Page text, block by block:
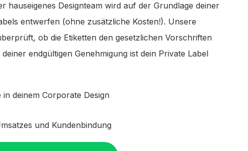
hauseigenes Designteam wird auf der Grundlage deiner
entwerfen (ohne zusätzliche Kosten!). Unsere
ob die Etiketten den gesetzlichen Vorschriften
endgültigen Genehmigung ist dein Private Label
deinem Corporate Design
und Kundenbindung